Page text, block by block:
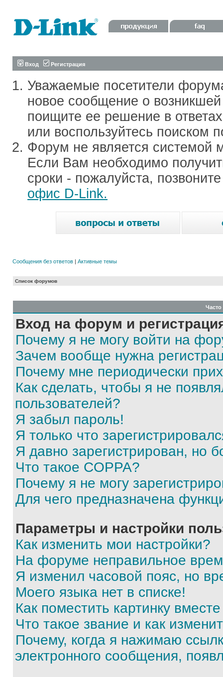
Вход Регистрация
Уважаемые посетители
новое сообщение о
поищите ее решение в
или воспользуйтесь поиском
Форум не является системой
Если Вам необходимо
сроки - пожалуйста,
офис D-Link.
Сообщения без ответов | Активные темы
Список форумов
Вход на форум и
Почему я не могу войти на
Зачем вообще нужна
Почему мне периодически
Как сделать, чтобы я не
пользователей?
Я забыл пароль!
Я только что
Я давно зарегистрирован, но
Что такое COPPA?
Почему я не могу
Для чего предназначена
Параметры и настройки
Как изменить мои настройки?
На форуме неправильное
Я изменил часовой пояс, но
Моего языка нет в списке!
Как поместить картинку
Что такое звание и как
Почему, когда я нажимаю
электронного сообщения,